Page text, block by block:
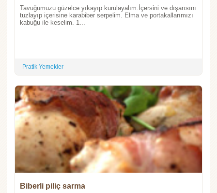
Tavuğumuzu güzelce yıkayıp kurulayalım.İçersini ve dışarısını
tuzlayıp içerisine karabiber serpelim. Elma ve portakallarımızı
kabuğu ile keselim. 1...
Pratik Yemekler
Biberli piliç sarma